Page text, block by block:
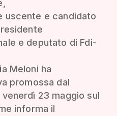
uscente e candidato
e deputato di Fdi-
Meloni ha
promossa dal
23 maggio sul
informa il